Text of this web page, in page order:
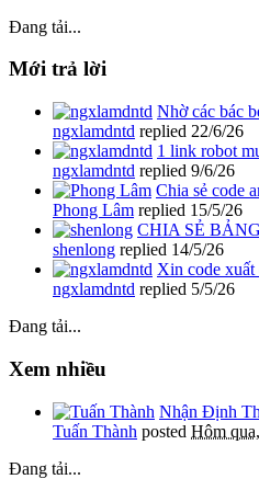
Đang tải...
Mới trả lời
Nhờ các bác
ngxlamdntd replied 22/6/26
1 link robot
ngxlamdntd replied 9/6/26
Chia sẻ code
Phong Lâm replied 15/5/26
CHIA SẺ
shenlong replied 14/5/26
Xin code
ngxlamdntd replied 5/5/26
Đang tải...
Xem nhiều
Nhận Định
Tuấn Thành posted Hôm
Đang tải...